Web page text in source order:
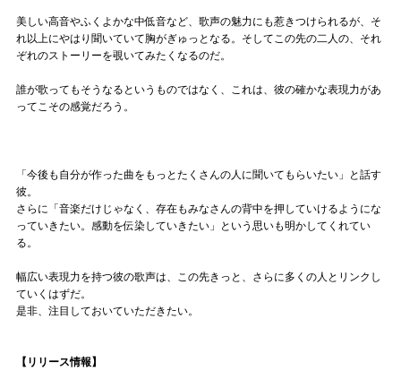
美しい高音やふくよかな中低音など、歌声の魅力にも惹きつけられるが、そ
れ以上にやはり聞いていて胸がぎゅっとなる。そしてこの先の二人の、それ
ぞれのストーリーを覗いてみたくなるのだ。
誰が歌ってもそうなるというものではなく、これは、彼の確かな表現力があ
ってこその感覚だろう。
「今後も自分が作った曲をもっとたくさんの人に聞いてもらいたい」と話す
彼。
さらに「音楽だけじゃなく、存在もみなさんの背中を押していけるようにな
っていきたい。感動を伝染していきたい」という思いも明かしてくれてい
る。
幅広い表現力を持つ彼の歌声は、この先きっと、さらに多くの人とリンクし
ていくはずだ。
是非、注目しておいていただきたい。
【リリース情報】